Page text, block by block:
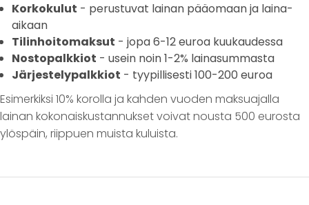
Korkokulut - perustuvat lainan pääomaan ja laina-
aikaan
Tilinhoitomaksut - jopa 6-12 euroa kuukaudessa
Nostopalkkiot - usein noin 1-2% lainasummasta
Järjestelypalkkiot - tyypillisesti 100-200 euroa
Esimerkiksi 10% korolla ja kahden vuoden maksuajalla
lainan kokonaiskustannukset voivat nousta 500 eurosta
ylöspäin, riippuen muista kuluista.